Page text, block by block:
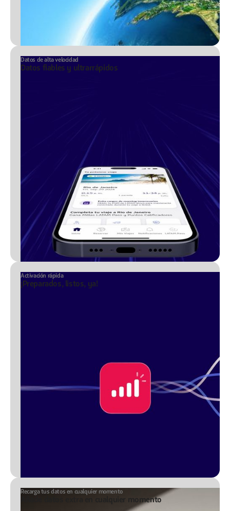
Datos de alta velocidad
Datos fiables y ultrarrápidos
Activación rápida
¡Preparados, listos, ya!
Recarga tus datos en cualquier momento
Añade datos extra en cualquier momento